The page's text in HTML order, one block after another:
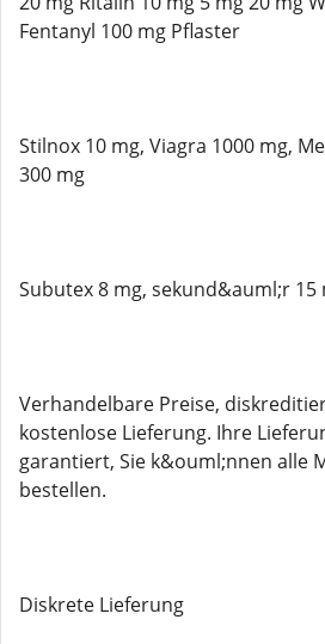
Fentanyl 100 mg Pflaster
Stilnox 10 mg, Viagra 1000 mg,
300 mg
Subutex 8 mg, sekund&auml;r 15
Verhandelbare Preise,
kostenlose Lieferung. Ihre
garantiert, Sie k&ouml;nnen alle
bestellen.
Diskrete Lieferung